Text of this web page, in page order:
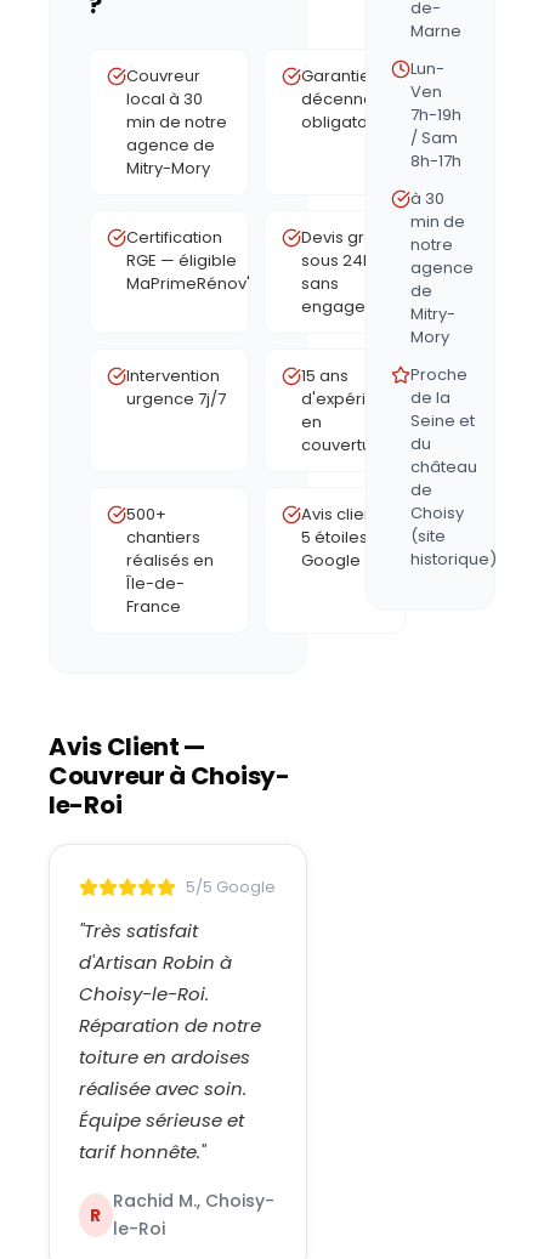
Couvreur
local à 30
min de notre
agence de
Mitry-Mory
Garantie
décennale
obligatoire
Certification
RGE — éligible
MaPrimeRénov'
Devis gratuit
sous 24h,
sans
engagement
Intervention
urgence 7j/7
15 ans
d'expérience
en
couverture
500+
chantiers
réalisés en
Île-de-
France
Avis clients
5 étoiles
Google
Avis Client —
Couvreur à Choisy-
le-Roi
5/5 Google
"Très satisfait
d'Artisan Robin à
Choisy-le-Roi.
Réparation de notre
toiture en ardoises
réalisée avec soin.
Équipe sérieuse et
tarif honnête."
R
Rachid M., Choisy-
le-Roi
de-
Marne
Lun-
Ven
7h-19h
/ Sam
8h-17h
à 30
min de
notre
agence
de
Mitry-
Mory
Proche
de la
Seine et
du
château
de
Choisy
(site
historique)